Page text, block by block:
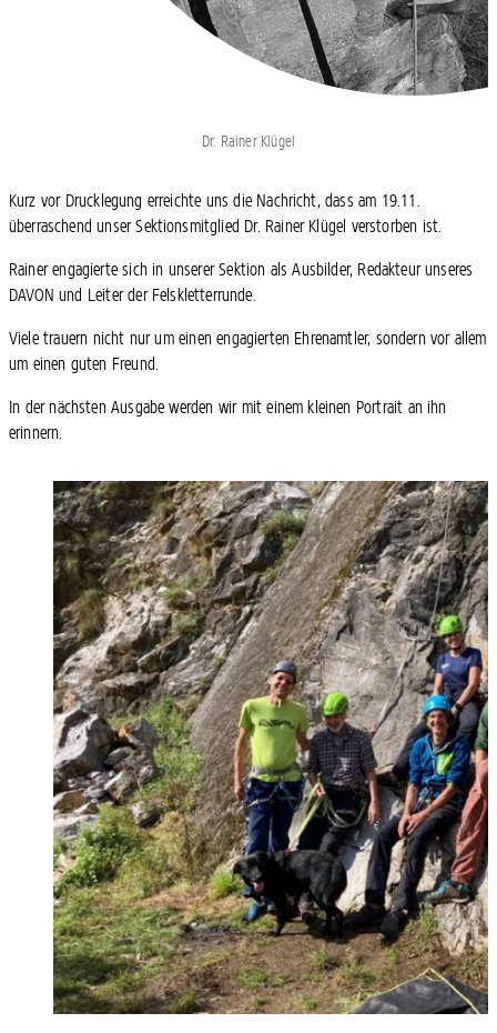
Dr. Rainer Klügel
Kurz vor Drucklegung erreichte uns die Nachricht, dass am 19.11.
überraschend unser Sektionsmitglied Dr. Rainer Klügel verstorben ist.
Rainer engagierte sich in unserer Sektion als Ausbilder, Redakteur unseres
DAVON und Leiter der Felskletterrunde.
Viele trauern nicht nur um einen engagierten Ehrenamtler, sondern vor allem
um einen guten Freund.
In der nächsten Ausgabe werden wir mit einem kleinen Portrait an ihn
erinnern.